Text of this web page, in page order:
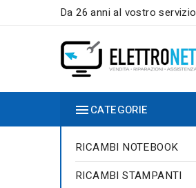
Da 26 anni al vostro servizio
CATEGORIE
RICAMBI NOTEBOOK
RICAMBI STAMPANTI